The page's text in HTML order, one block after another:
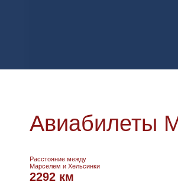
Авиабилеты
Расстояние между
Марселем и Хельсинки
2292 км